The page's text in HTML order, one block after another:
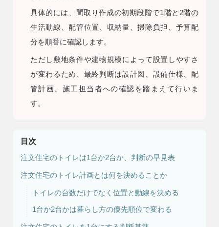
具体的には、間取り作成の初期段階で1階と2階の
生活動線、配管位置、収納量、掃除負担、予算配
分を順番に確認します。
ただし 敷地条件や建物規模によって設置しやすさ
が変わるため、最終判断は設計図、設備仕様、配
管計画、施工担当者への確認を踏まえて行いま
す。
目次
注文住宅のトイレは1台か2台か、判断の早見表
注文住宅のトイレ計画とは何を決めることか
トイレの台数だけでなく位置と動線を決める
1台か2台かは暮らし方の優先順位で変わる
リフォーム
0120-37-7611
アフターメンテナンス
営業時間 9時〜17時（定休／水曜日）
04-2950-7171
04-2968-5522